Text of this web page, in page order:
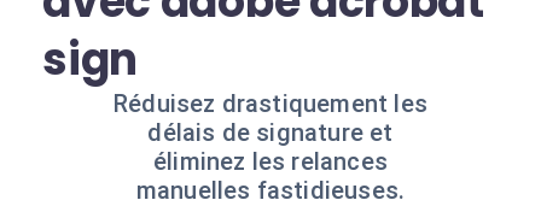
sign
Réduisez drastiquement les
délais de signature et
éliminez les relances
manuelles fastidieuses.